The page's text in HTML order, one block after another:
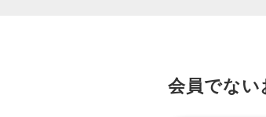
会員でない